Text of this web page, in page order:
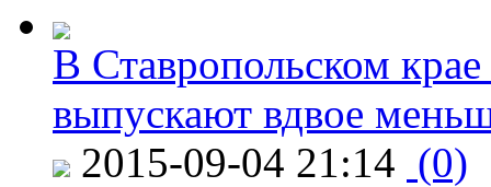
В Ставропольском
выпускают вдвое
2015-09-04 21:14 (0)